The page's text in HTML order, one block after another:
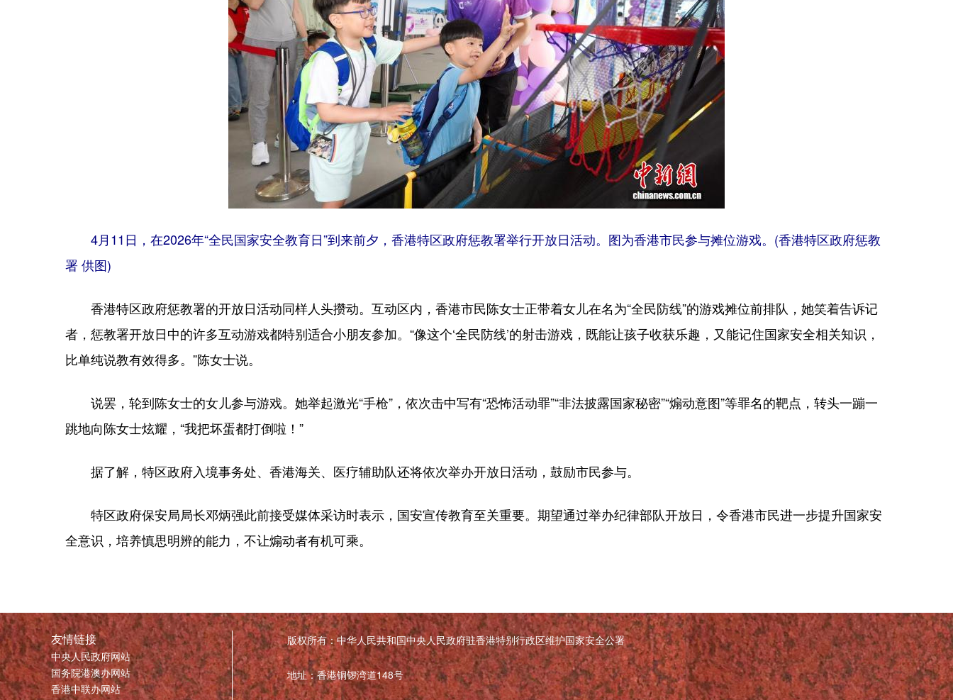
4月11日，在2026年“全民国家安全教育日”到来前夕，香港特区政府惩教署举行开放日活动。图为香港市民参与摊位游戏。(香港特区政府惩教
署 供图)
香港特区政府惩教署的开放日活动同样人头攒动。互动区内，香港市民陈女士正带着女儿在名为“全民防线”的游戏摊位前排队，她笑着告诉记
者，惩教署开放日中的许多互动游戏都特别适合小朋友参加。“像这个‘全民防线’的射击游戏，既能让孩子收获乐趣，又能记住国家安全相关知识，
比单纯说教有效得多。”陈女士说。
说罢，轮到陈女士的女儿参与游戏。她举起激光“手枪”，依次击中写有“恐怖活动罪”“非法披露国家秘密”“煽动意图”等罪名的靶点，转头一蹦一
跳地向陈女士炫耀，“我把坏蛋都打倒啦！”
据了解，特区政府入境事务处、香港海关、医疗辅助队还将依次举办开放日活动，鼓励市民参与。
特区政府保安局局长邓炳强此前接受媒体采访时表示，国安宣传教育至关重要。期望通过举办纪律部队开放日，令香港市民进一步提升国家安
全意识，培养慎思明辨的能力，不让煽动者有机可乘。
友情链接
中央人民政府网站
国务院港澳办网站
香港中联办网站
版权所有：中华人民共和国中央人民政府驻香港特别行政区维护国家安全公署
地址：香港铜锣湾道148号